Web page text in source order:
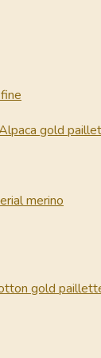
gold
merino
gold